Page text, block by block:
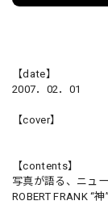
【date】
2007．02．01
【cover】
【contents】
写真が語る、ニュ
ROBERT FRANK “